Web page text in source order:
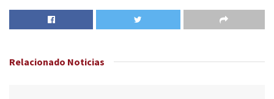
Relacionado Noticias